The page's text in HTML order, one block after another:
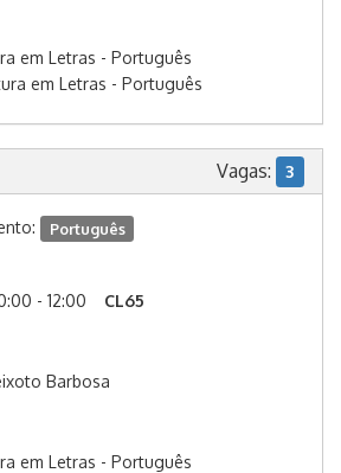
em Letras - Português
em Letras - Português
Vagas: 3
Português
- 12:00
CL65
Barbosa
em Letras - Português